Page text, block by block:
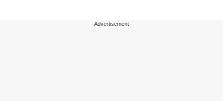
---Advertisement---